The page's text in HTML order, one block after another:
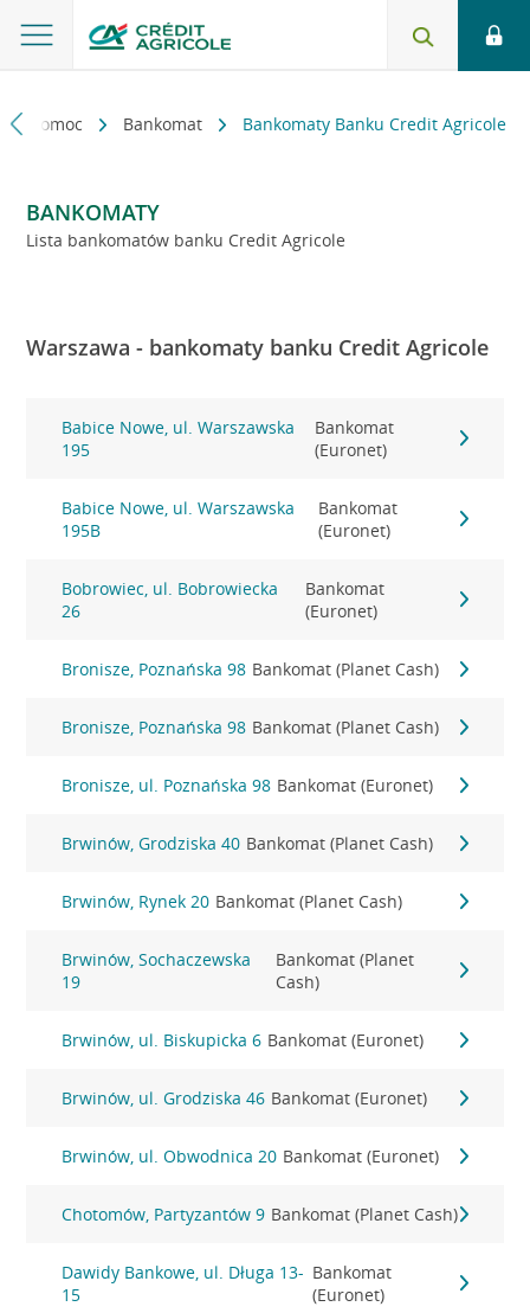
i pomoc Bankomat Bankomaty Banku Credit Agricole
BANKOMATY
Lista bankomatów banku Credit Agricole
Warszawa - bankomaty banku Credit Agricole
Babice Nowe, ul. Warszawska
195
Bankomat
(Euronet)
Babice Nowe, ul. Warszawska
195B
Bankomat
(Euronet)
Bobrowiec, ul. Bobrowiecka
26
Bankomat
(Euronet)
Bronisze, Poznańska 98 Bankomat (Planet Cash)
Bronisze, Poznańska 98 Bankomat (Planet Cash)
Bronisze, ul. Poznańska 98 Bankomat (Euronet)
Brwinów, Grodziska 40 Bankomat (Planet Cash)
Brwinów, Rynek 20 Bankomat (Planet Cash)
Brwinów, Sochaczewska
19
Bankomat (Planet
Cash)
Brwinów, ul. Biskupicka 6 Bankomat (Euronet)
Brwinów, ul. Grodziska 46 Bankomat (Euronet)
Brwinów, ul. Obwodnica 20 Bankomat (Euronet)
Chotomów, Partyzantów 9 Bankomat (Planet Cash)
Dawidy Bankowe, ul. Długa 13-
15
Bankomat
(Euronet)